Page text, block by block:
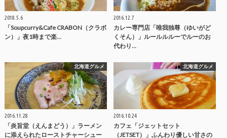
2018.5.6
「Soupcurry&Cafe CRABON（クラボ
ン）」夜1時まで楽…
2016.12.7
カレー専門店「唯我独尊（ゆいがど
くそん）」ルールルルーでルーのお
代わり…
北海道グルメ
2016.11.28
「炎旨堂（えんまどう）」ラーメン
に添えられたローストチャーシュー
北海道グルメ
2016.10.24
カフェ「ジェットセット
（JETSET）」ふんわり優しい甘さの